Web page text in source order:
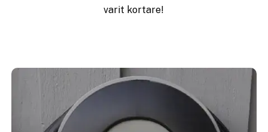
varit kortare!